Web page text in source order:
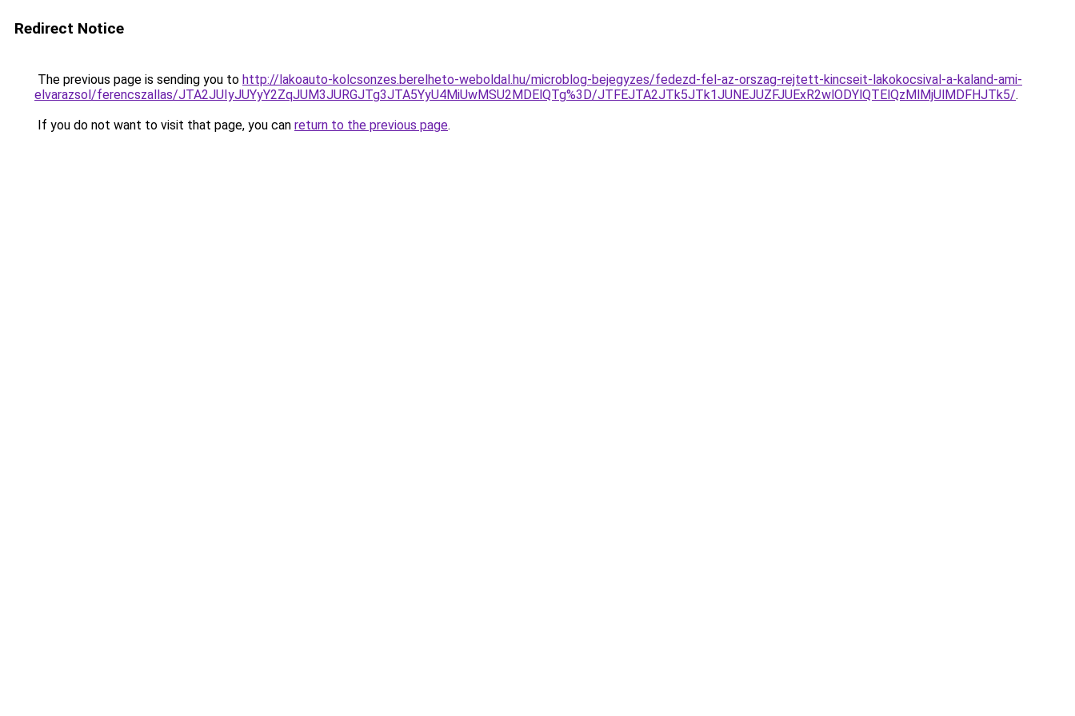
Redirect Notice
The previous page is sending you to http://lakoauto-kolcsonzes.berelheto-weboldal.hu/microblog-bejegyzes/fedezd-fel-az-orszag-rejtett-kincseit-lakokocsival-a-kaland-ami-
elvarazsol/ferencszallas/JTA2JUIyJUYyY2ZqJUM3JURGJTg3JTA5YyU4MiUwMSU2MDElQTg%3D/JTFEJTA2JTk5JTk1JUNEJUZFJUExR2wlODYlQTElQzMlMjUlMDFHJTk5/.
If you do not want to visit that page, you can return to the previous page.